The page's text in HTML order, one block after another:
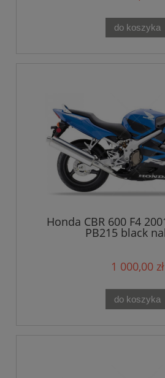
do koszyka
Honda CBR 600 F4
PB215 black
1 000,00 zł
do koszyka